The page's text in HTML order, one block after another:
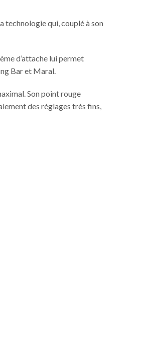
technologie qui, couplé à son
d’attache lui permet
Bar et Maral.
Son point rouge
des réglages très fins,